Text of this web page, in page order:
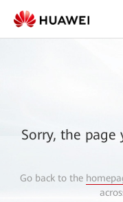
Sorry, the
Go back to the